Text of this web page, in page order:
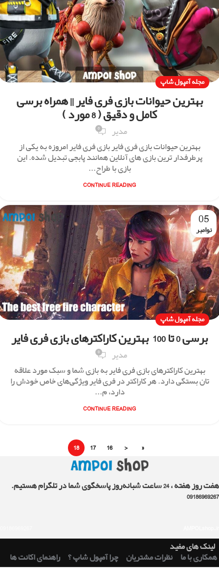
مجله آمپول شاپ
بهترین حیوانات بازی فری فایر || همراه برسی
کامل و دقیق ( 8 مورد )
مدیر 0
بهترین حیوانات بازی فری فایر بازی فری فایر امروزه به یکی از
پرطرفدار ترین بازی های آنلاین همانند پابجی تبدیل شده. این
بازی با طراح...
CONTINUE READING
05
نوامبر
مجله آمپول شاپ
برسی 0 تا 100 بهترین کاراکترهای بازی فری فایر
مدیر 0
بهترین کاراکترهای بازی فری فایر به بازی شما و سبک مورد علاقه
‌تان بستگی دارد. هر کاراکتر در فری فایر ویژگی‌های خاص خودش را
دارد، م...
CONTINUE READING
«
‹
16
17
18
هفت روز هفته ، 24 ساعت شبانه‌روز پاسخگوی شما در تلگرام هستیم.
09186969267
لینک های مفید
همکاری با ما
نظرات مشتریان چرا آمپول شاپ ؟ راهنمای اکانت ها